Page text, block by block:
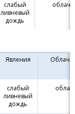
слабый
ливневый
дождь
Явления
слабый
ливневый
дождь